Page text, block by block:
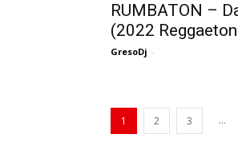
RUMBATON –
(2022
GresoDj -
1 2 3 ...